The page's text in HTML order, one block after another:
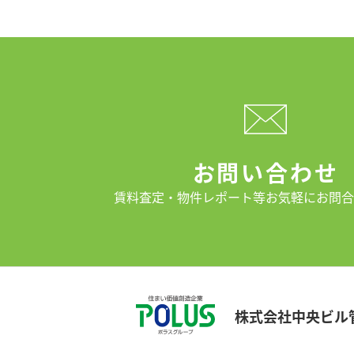
お問い合わせ
賃料査定・物件レポート等お気軽にお問
株式会社中央ビル